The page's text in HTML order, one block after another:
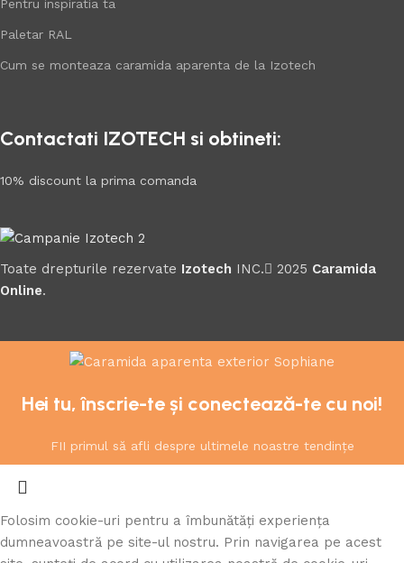
Pentru inspiratia ta
Paletar RAL
Cum se monteaza caramida aparenta de la Izotech
Contactati IZOTECH si obtineti:
10% discount la prima comanda
Toate drepturile rezervate Izotech INC. 2025 Caramida
Online.
Hei tu, înscrie-te și conectează-te cu noi!
FII primul să afli despre ultimele noastre tendințe
Folosim cookie-uri pentru a îmbunătăți experiența
dumneavoastră pe site-ul nostru. Prin navigarea pe acest